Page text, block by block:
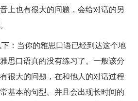
上也有很大的问题，会给对话的另
：当你的雅思口语已经到达这个地
思口语真的没有练习了。一般该分
很大的问题，在和他人的对话过程
基本的句型。并且会出现长时间的